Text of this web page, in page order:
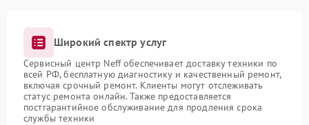
Широкий спектр услуг
Сервисный центр Neff обеспечивает доставку техники по
всей РФ, бесплатную диагностику и качественный ремонт,
включая срочный ремонт. Клиенты могут отслеживать
статус ремонта онлайн. Также предоставляется
постгарантийное обслуживание для продления срока
службы техники